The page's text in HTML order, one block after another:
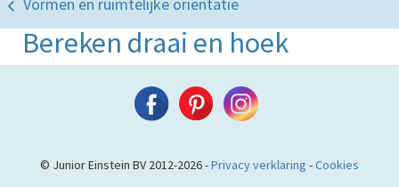
Vormen en ruimtelijke oriëntatie
Bereken draai en hoek
© Junior Einstein BV 2012-2026 -Privacy verklaring -Cookies